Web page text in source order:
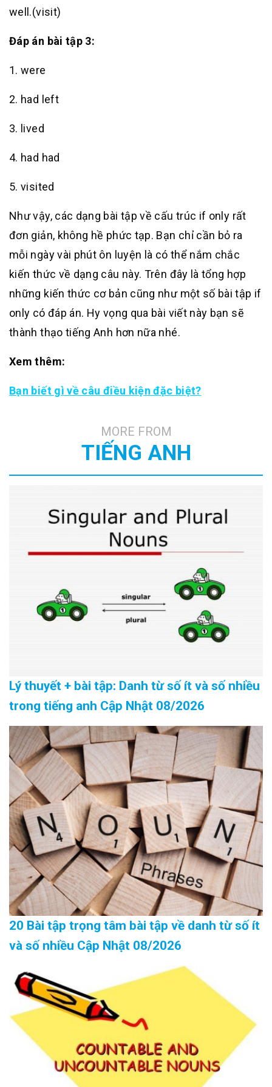
well.(visit)
Đáp án bài tập 3:
1. were
2. had left
3. lived
4. had had
5. visited
Như vậy, các dạng bài tập về cấu trúc if only rất
đơn giản, không hề phức tạp. Bạn chỉ cần bỏ ra
mỗi ngày vài phút ôn luyện là có thể nắm chắc
kiến thức về dạng câu này. Trên đây là tổng hợp
những kiến thức cơ bản cũng như một số bài tập if
only có đáp án. Hy vọng qua bài viết này bạn sẽ
thành thạo tiếng Anh hơn nữa nhé.
Xem thêm:
Bạn biết gì về câu điều kiện đặc biệt?
MORE FROM
TIẾNG ANH
Lý thuyết + bài tập: Danh từ số ít và số nhiều
trong tiếng anh Cập Nhật 08/2026
20 Bài tập trọng tâm bài tập về danh từ số ít
và số nhiều Cập Nhật 08/2026